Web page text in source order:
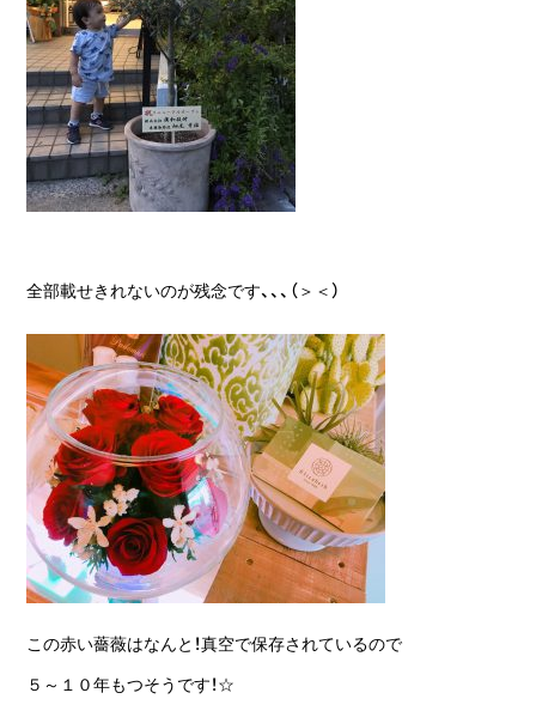
全部載せきれないのが残念です、、、（＞＜）
この赤い薔薇はなんと！真空で保存されているので
５～１０年もつそうです！☆